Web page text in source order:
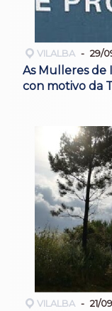
VILALBA 29/
As Mulleres de
con motivo da
VILALBA 21/